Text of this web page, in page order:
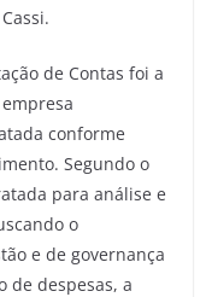
de Contas foi a
conforme
Segundo o
para análise e
o
e de governança
de despesas, a